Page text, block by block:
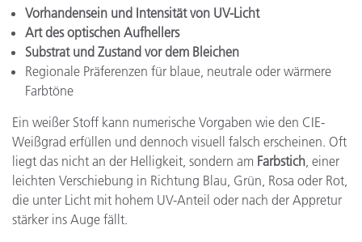
Vorhandensein und Intensität von UV-Licht
Art des optischen Aufhellers
Substrat und Zustand vor dem Bleichen
Regionale Präferenzen für blaue, neutrale oder wärmere
Farbtöne
Ein weißer Stoff kann numerische Vorgaben wie den CIE-
Weißgrad erfüllen und dennoch visuell falsch erscheinen. Oft
liegt das nicht an der Helligkeit, sondern am Farbstich, einer
leichten Verschiebung in Richtung Blau, Grün, Rosa oder Rot,
die unter Licht mit hohem UV-Anteil oder nach der Appretur
stärker ins Auge fällt.